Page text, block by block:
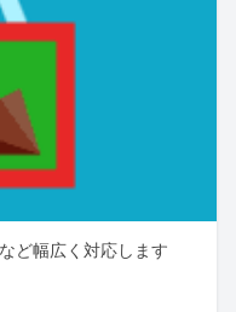
ど幅広く対応します